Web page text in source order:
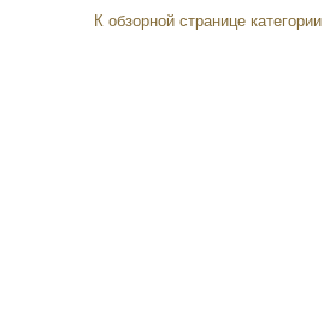
К обзорной странице категории